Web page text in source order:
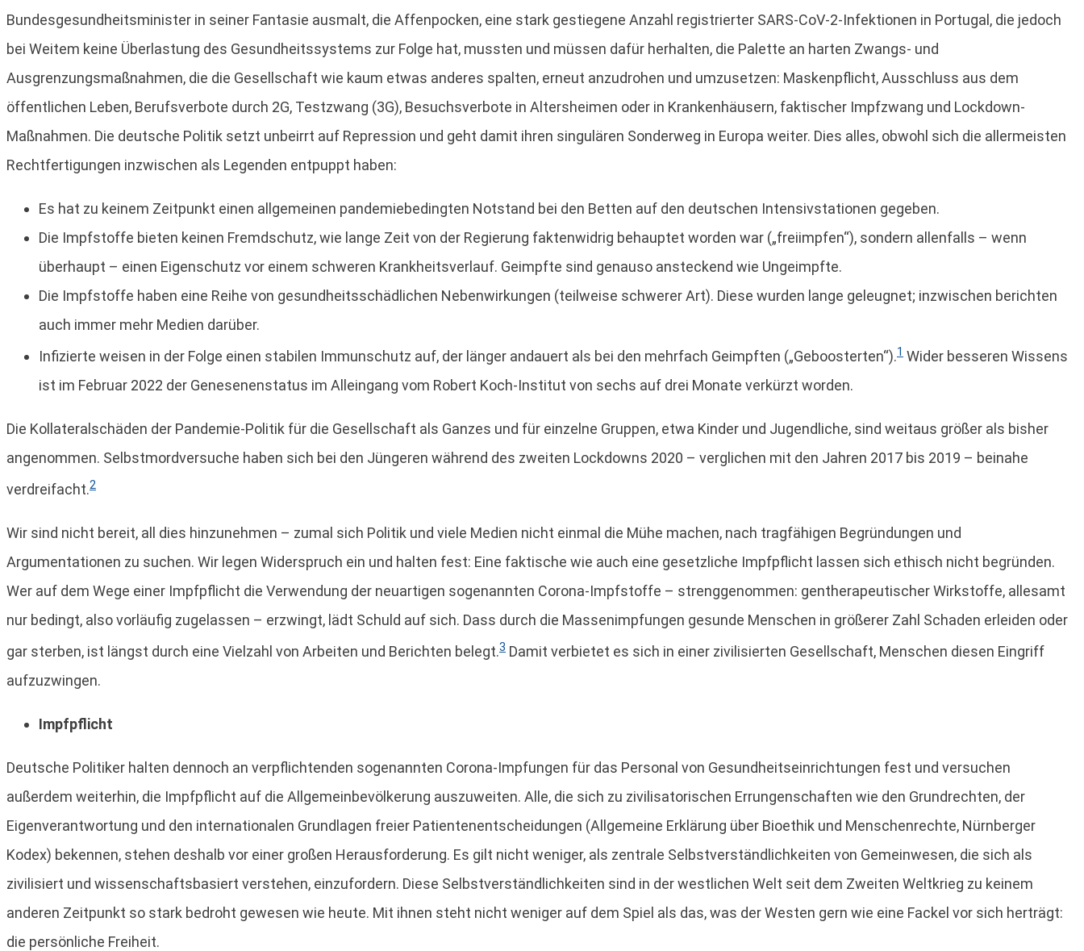
Bundesgesundheitsminister in seiner Fantasie ausmalt, die Affenpocken, eine stark gestiegene Anzahl registrierter SARS-CoV-2-Infektionen in Portugal, die jedoch
bei Weitem keine Überlastung des Gesundheitssystems zur Folge hat, mussten und müssen dafür herhalten, die Palette an harten Zwangs- und
Ausgrenzungsmaßnahmen, die die Gesellschaft wie kaum etwas anderes spalten, erneut anzudrohen und umzusetzen: Maskenpflicht, Ausschluss aus dem
öffentlichen Leben, Berufsverbote durch 2G, Testzwang (3G), Besuchsverbote in Altersheimen oder in Krankenhäusern, faktischer Impfzwang und Lockdown-
Maßnahmen. Die deutsche Politik setzt unbeirrt auf Repression und geht damit ihren singulären Sonderweg in Europa weiter. Dies alles, obwohl sich die allermeisten
Rechtfertigungen inzwischen als Legenden entpuppt haben:
Es hat zu keinem Zeitpunkt einen allgemeinen pandemiebedingten Notstand bei den Betten auf den deutschen Intensivstationen gegeben.
Die Impfstoffe bieten keinen Fremdschutz, wie lange Zeit von der Regierung faktenwidrig behauptet worden war („freiimpfen“), sondern allenfalls – wenn
überhaupt – einen Eigenschutz vor einem schweren Krankheitsverlauf. Geimpfte sind genauso ansteckend wie Ungeimpfte.
Die Impfstoffe haben eine Reihe von gesundheitsschädlichen Nebenwirkungen (teilweise schwerer Art). Diese wurden lange geleugnet; inzwischen berichten
auch immer mehr Medien darüber.
Infizierte weisen in der Folge einen stabilen Immunschutz auf, der länger andauert als bei den mehrfach Geimpften („Geboosterten“).1 Wider besseren Wissens
ist im Februar 2022 der Genesenenstatus im Alleingang vom Robert Koch-Institut von sechs auf drei Monate verkürzt worden.
Die Kollateralschäden der Pandemie-Politik für die Gesellschaft als Ganzes und für einzelne Gruppen, etwa Kinder und Jugendliche, sind weitaus größer als bisher
angenommen. Selbstmordversuche haben sich bei den Jüngeren während des zweiten Lockdowns 2020 – verglichen mit den Jahren 2017 bis 2019 – beinahe
verdreifacht.2
Wir sind nicht bereit, all dies hinzunehmen – zumal sich Politik und viele Medien nicht einmal die Mühe machen, nach tragfähigen Begründungen und
Argumentationen zu suchen. Wir legen Widerspruch ein und halten fest: Eine faktische wie auch eine gesetzliche Impfpflicht lassen sich ethisch nicht begründen.
Wer auf dem Wege einer Impfpflicht die Verwendung der neuartigen sogenannten Corona-Impfstoffe – strenggenommen: gentherapeutischer Wirkstoffe, allesamt
nur bedingt, also vorläufig zugelassen – erzwingt, lädt Schuld auf sich. Dass durch die Massenimpfungen gesunde Menschen in größerer Zahl Schaden erleiden oder
gar sterben, ist längst durch eine Vielzahl von Arbeiten und Berichten belegt.3 Damit verbietet es sich in einer zivilisierten Gesellschaft, Menschen diesen Eingriff
aufzuzwingen.
Impfpflicht
Deutsche Politiker halten dennoch an verpflichtenden sogenannten Corona-Impfungen für das Personal von Gesundheitseinrichtungen fest und versuchen
außerdem weiterhin, die Impfpflicht auf die Allgemeinbevölkerung auszuweiten. Alle, die sich zu zivilisatorischen Errungenschaften wie den Grundrechten, der
Eigenverantwortung und den internationalen Grundlagen freier Patientenentscheidungen (Allgemeine Erklärung über Bioethik und Menschenrechte, Nürnberger
Kodex) bekennen, stehen deshalb vor einer großen Herausforderung. Es gilt nicht weniger, als zentrale Selbstverständlichkeiten von Gemeinwesen, die sich als
zivilisiert und wissenschaftsbasiert verstehen, einzufordern. Diese Selbstverständlichkeiten sind in der westlichen Welt seit dem Zweiten Weltkrieg zu keinem
anderen Zeitpunkt so stark bedroht gewesen wie heute. Mit ihnen steht nicht weniger auf dem Spiel als das, was der Westen gern wie eine Fackel vor sich herträgt:
die persönliche Freiheit.